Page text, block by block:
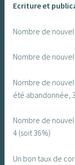
Ecriture et
Nombre de
Nombre de
Nombre de
été abandonnée,
Nombre de
4 (soit 36%)
Un bon taux de